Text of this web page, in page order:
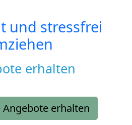
und stressfrei
erhalten
Angebote erhalten